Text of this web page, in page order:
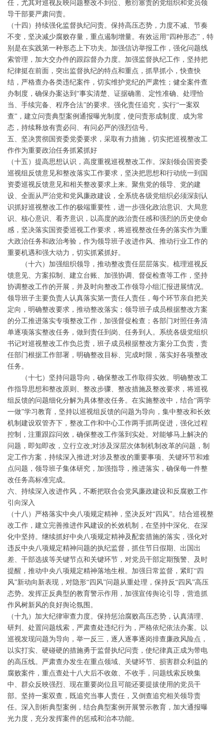
任，尤其对巡视反映问题整改不到位、敷衍塞责的党组织和党员领
导干部要严肃问责。
（十四）持续强化监督执纪问责。保持高压态势，力度不减、节奏
不变，坚决减少腐败存量，重点遏制增量。有效运用“四种形态”，特
别是在实践第一种形态上下功夫。加强信访举报工作，强化问题线
索管理，加大交办件的跟踪督办力度。加强监督执纪工作，坚持把
纪律挺在前面，突出监督执纪的特点和重点，抓早抓小，快查快
结，严格查办各类违纪案件，切实维护党纪的严肃性；健全案件查
办制度，确保办案达到“事实清楚、证据确凿、定性准确、处理恰
当、手续完备、程序合法”的要求。强化责任追究，实行“一案双
查”，建立问责典型案例通报曝光制度，使问责形成制度、成为常
态，持续释放有责必问、有问必严的强烈信号。
五、坚决贯彻国资委党委要求，采取有力措施，切实把巡视整改工
作作为重要政治任务抓紧抓好
（十五）提高思想认识，高度重视巡视整改工作。深刻领会国资委
巡视组反馈意见和整改落实工作要求，坚决把思想和行动统一到国
资委巡视反馈意见和相关整改要求上来。聚焦党的领导、党的建
设、全面从严治党和党风廉政建设，全系统各级党组织必须深刻认
识抓好巡视整改工作的极端重要性，进一步强化政治意识、大局意
识、核心意识、看齐意识，以高度的政治责任感和强烈的历史使命
感，坚决落实国资委巡视工作要求，将巡视整改任务的落实作为重
大政治任务和政治考验，作为领导班子改进作风、推动行业工作的
重要机遇和强大动力，切实抓紧抓好。
（十六）加强组织领导，推动整改责任层层落实。梳理巡视反
馈意见、方案拟制、建立台账、加强协调、督促检查等工作，坚持
协调整改工作的开展，并及时向整改工作领导小组汇报进展情况。
领导班子主要负责人认真落实第一责任人责任，每个环节亲自把关
定向，明确整改要求，推动整改落实；领导班子成员根据整改方案
的分工推进落实专项整改工作，加强督促检查；各部门对照任务清
单逐项落实整改任务，做到责任到岗、任务到人。系统各级党组织
书记对巡视整改工作负总责，班子成员根据整改方案分工负责，责
任部门根据工作部署，明确整改目标、完成时限，落实好各项整改
任务。
（十七）坚持问题导向，确保整改工作取得实效。明确整改工
作指导思想和整改原则、整改步骤、整改措施及整改要求，将巡视
组反馈的问题细化分解为具体整改任务。在实施整改中，结合“两学
一做”学习教育，坚持以巡视组反馈的问题为导向，集中整改和长效
机制建设双管齐下，整改工作和中心工作两手抓两促进，强化过程
控制，注重跟踪问效，确保整改工作落到实处。对能够马上解决的
问题，即知即改，立行立改;对涉及深层次体制机制改革的问题，制
定工作方案，持续深入推进;对涉及整改的重要事项、关键环节和难
点问题，领导班子集体研究，加强指导，推进落实，确保每一件整
改任务高标准完成。
六、持续深入改进作风，不断把联合会党风廉政建设和反腐败工作
引向深入
（十八）严格落实中央八项规定精神，坚决反对“四风”。结合巡视整
改工作，建立完善推进作风建设的长效机制，在坚持中深化、在深
化中坚持。继续抓好中央八项规定精神及配套措施的落实，强化对
违反中央八项规定精神问题的执纪监督，抓住节日假期、出国出
差、干部选拔等关键节点和关键环节，对党员干部定期预警、及时
提醒，推动中央八项规定精神落地生根。加强日常监督，紧盯“四
风”新动向新表现，对隐形“四风”问题从重处理，保持反“四风”高压
态势。发挥正反典型的教育警示作用，加强宣传舆论引导，营造抓
作风树新风的良好舆论氛围。
（十九）加大纪律审查力度。保持惩治腐败高压态势，认真清理、
研判、处置问题线索，严肃查处违纪行为，严格依纪依法办案。以
巡视发现问题为导向，举一反三，逐人逐事逐岗排查廉政风险点，
以实打实、硬碰硬的措施勇于监督执纪问责，使纪律真正成为带电
的高压线。严肃查办发生在重点领域、关键环节、损害群众利益的
腐败案件，重点查处十八大后不收敛、不收手，问题线索反映集
中、群众反映强烈、现在重要岗位且可能还要提拔使用的党员干
部。坚持一案双查，既追究当事人责任，又倒查追究相关领导责
任。深入剖析典型案例，结合典型案例开展警示教育，加大通报曝
光力度，充分发挥案件的惩戒和治本功能。